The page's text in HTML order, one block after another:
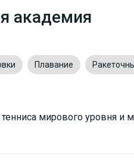
академия
Плавание
мирового уровня и